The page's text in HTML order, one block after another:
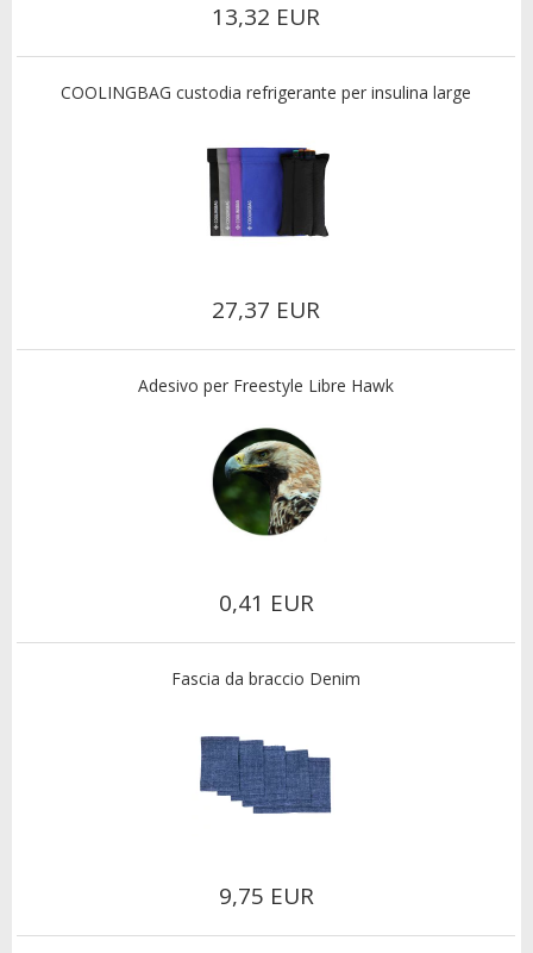
13,32 EUR
COOLINGBAG custodia refrigerante per insulina large
27,37 EUR
Adesivo per Freestyle Libre Hawk
0,41 EUR
Fascia da braccio Denim
9,75 EUR